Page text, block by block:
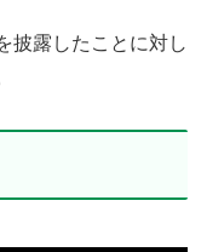
披露したことに対し